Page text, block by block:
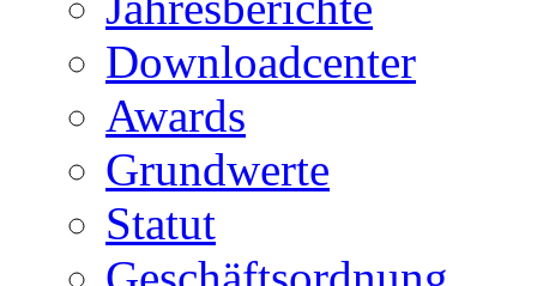
Downloadcenter
Awards
Grundwerte
Statut